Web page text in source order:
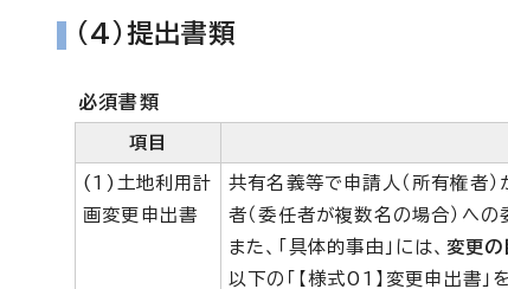
(4)提出書類
必須書類
項目
(1)土地利用計
画変更申出書
共有名義等で申請人（所有権者
者（委任者が複数名の場合）への
また、「具体的事由」には、 変更の
以下の「【様式01】変更申出書」